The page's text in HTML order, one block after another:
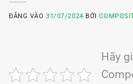
ĐĂNG VÀO31/07/2024 BỞI
Hãy